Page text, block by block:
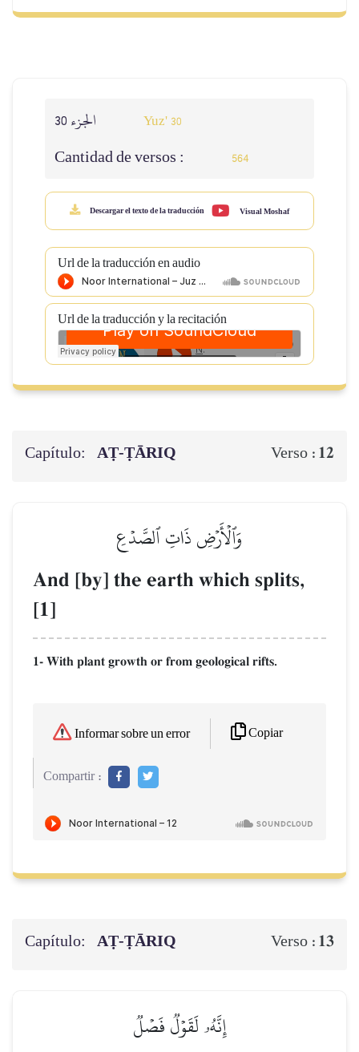
الجزء 30 Yuz' 30
Cantidad de versos : 564
Descargar el texto de la traducción Visual Moshaf
Url de la traducción en audio
Url de la traducción y la recitación
Capítulo: AṬ-ṬĀRIQ Verso : 12
وَٱلۡأَرۡضِ ذَاتِ ٱلصَّدۡعِ
And [by] the earth which splits,
[1]
1- With plant growth or from geological rifts.
Informar sobre un error Copiar
Compartir :
Capítulo: AṬ-ṬĀRIQ Verso : 13
إِنَّهُۥ لَقَوۡلٞ فَصۡلٞ